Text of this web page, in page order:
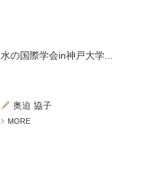
水の国際学会in神戸大学...
奥迫 協子
MORE